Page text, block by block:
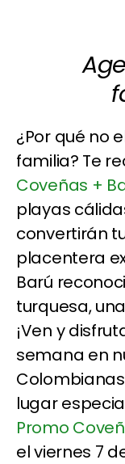
¿Por qué no
familia? Te
Coveñas +
playas
convertirán
placentera
Barú
turquesa,
¡Ven y
semana en
lugar
Promo
el viernes 7